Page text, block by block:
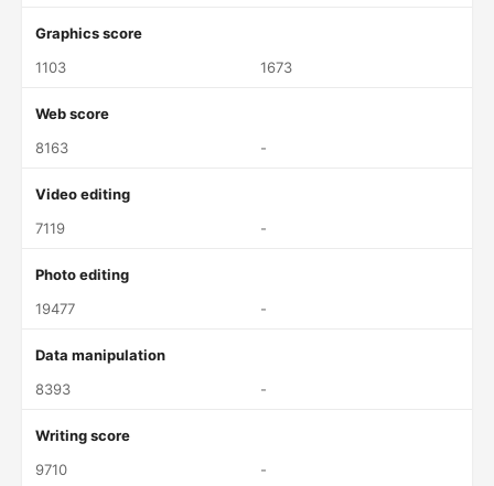
Graphics score
1103
1673
Web score
8163
-
Video editing
7119
-
Photo editing
19477
-
Data manipulation
8393
-
Writing score
9710
-